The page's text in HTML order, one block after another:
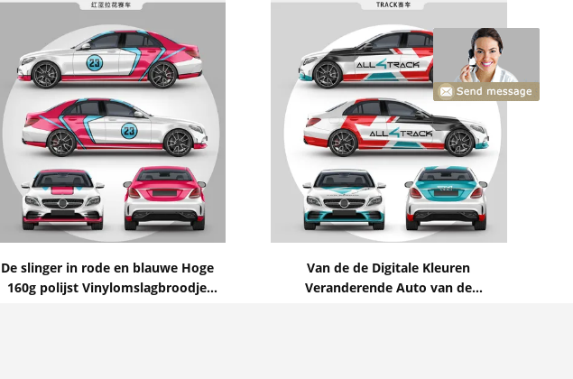
De slinger in rode en blauwe Hoge
160g polijst Vinylomslagbroodje
Van de de Digitale Kleuren
Veranderende Auto van de